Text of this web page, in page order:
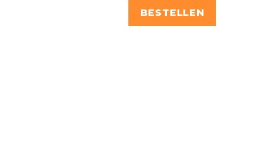
BESTELLEN